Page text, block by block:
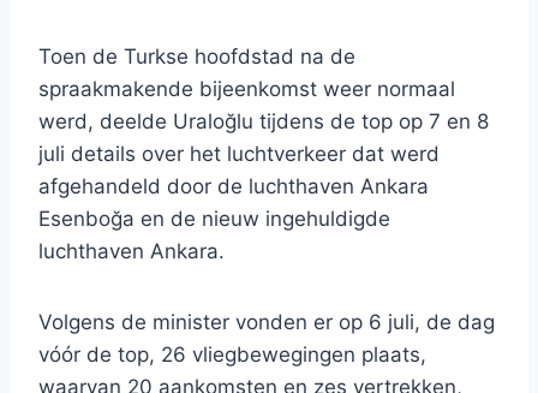
Toen de Turkse hoofdstad na de
spraakmakende bijeenkomst weer normaal
werd, deelde Uraloğlu tijdens de top op 7 en 8
juli details over het luchtverkeer dat werd
afgehandeld door de luchthaven Ankara
Esenboğa en de nieuw ingehuldigde
luchthaven Ankara.
Volgens de minister vonden er op 6 juli, de dag
vóór de top, 26 vliegbewegingen plaats,
waarvan 20 aankomsten en zes vertrekken,